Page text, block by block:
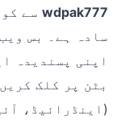
wdpak777 سے
سادہ ہے۔ بس
اپنی پسندیدہ
بٹن پر کلک
(اینڈرائیڈ،